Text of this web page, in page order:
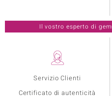
Servizio Clienti
Certificato di autenticità
Il vostro esperto di